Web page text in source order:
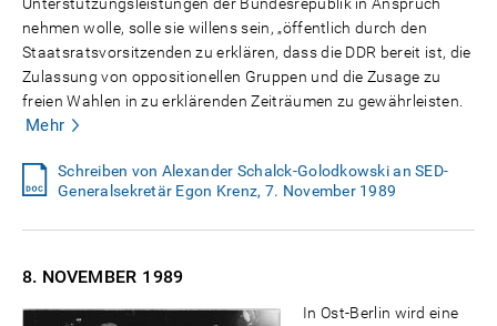
nehmen wolle, solle sie willens sein, „öffentlich durch den
Staatsratsvorsitzenden zu erklären, dass die DDR bereit ist, die
Zulassung von oppositionellen Gruppen und die Zusage zu
freien Wahlen in zu erklärenden Zeiträumen zu gewährleisten.
Mehr
Schreiben von Alexander Schalck-Golodkowski an SED-
Generalsekretär Egon Krenz, 7. November 1989
8. NOVEMBER 1989
In Ost-Berlin wird eine